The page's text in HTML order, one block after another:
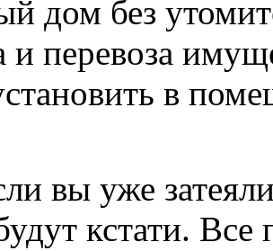
дом без
и перевоза
в
вы уже
кстати.